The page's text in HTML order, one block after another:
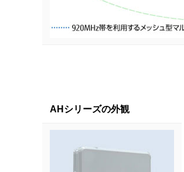
AHシリーズの外観